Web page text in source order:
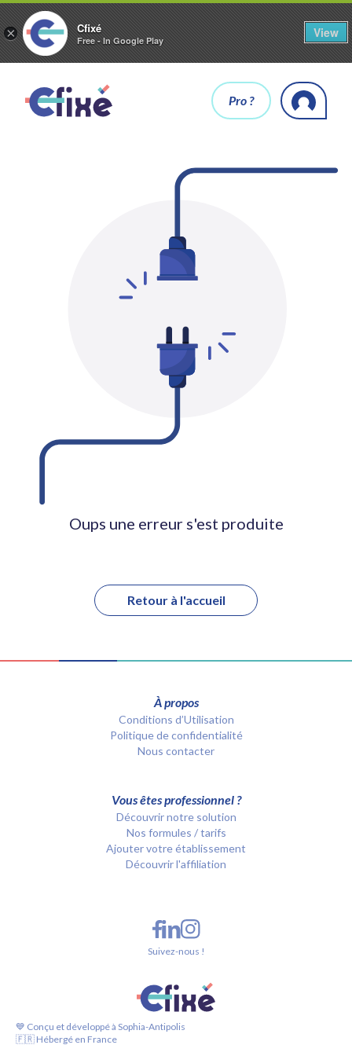
× Cfixé
Free - In Google Play
View
Pro ?
Oups une erreur s'est produite
Retour à l'accueil
À propos
Conditions d’Utilisation
Politique de confidentialité
Nous contacter
Vous êtes professionnel ?
Découvrir notre solution
Nos formules / tarifs
Ajouter votre établissement
Découvrir l'affiliation
💙 Conçu et développé à Sophia-Antipolis
🇫🇷 Hébergé en France
Suivez-nous !